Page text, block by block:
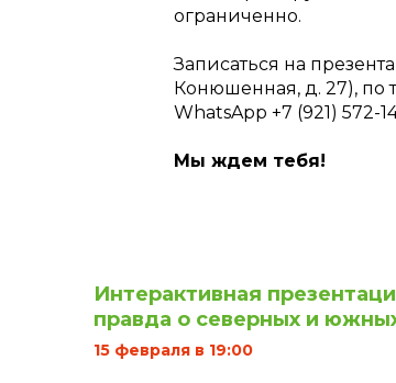
ограниченно.
Записаться на
Конюшенная, д. 27), по
WhatsApp +7 (921) 572-
Мы ждем тебя!
Интерактивная
правда о северных и
15 февраля в 19:00